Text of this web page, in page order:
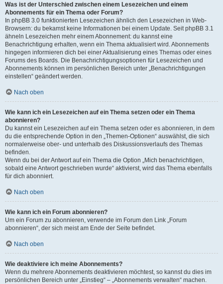
Was ist der Unterschied zwischen einem Lesezeichen und einem
Abonnements für ein Thema oder Forum?
In phpBB 3.0 funktionierten Lesezeichen ähnlich den Lesezeichen in Web-
Browsern: du bekamst keine Informationen bei einem Update. Seit phpBB 3.1
ähneln Lesezeichen mehr einem Abonnement: du kannst eine
Benachrichtigung erhalten, wenn ein Thema aktualisiert wird. Abonnements
hingegen informieren dich bei einer Aktualisierung eines Themas oder eines
Forums des Boards. Die Benachrichtigungsoptionen für Lesezeichen und
Abonnements können im persönlichen Bereich unter „Benachrichtigungen
einstellen“ geändert werden.
Nach oben
Wie kann ich ein Lesezeichen auf ein Thema setzen oder ein Thema
abonnieren?
Du kannst ein Lesezeichen auf ein Thema setzen oder es abonnieren, in dem
du die entsprechende Option in den „Themen-Optionen“ auswählst, die sich
normalerweise ober- und unterhalb des Diskussionsverlaufs des Themas
befinden.
Wenn du bei der Antwort auf ein Thema die Option „Mich benachrichtigen,
sobald eine Antwort geschrieben wurde“ aktivierst, wird das Thema ebenfalls
für dich abonniert.
Nach oben
Wie kann ich ein Forum abonnieren?
Um ein Forum zu abonnieren, verwende im Forum den Link „Forum
abonnieren“, der sich meist am Ende der Seite befindet.
Nach oben
Wie deaktiviere ich meine Abonnements?
Wenn du mehrere Abonnements deaktivieren möchtest, so kannst du dies im
persönlichen Bereich unter „Einstieg“ – „Abonnements verwalten“ machen.